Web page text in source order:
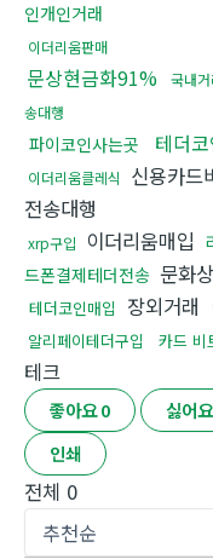
인개인거래
이더리움판매
문상현금화91% 국내
송대행
파이코인사는곳 테더
이더리움클레식 신용카드
전송대행
xrp구입 이더리움매입
드폰결제테더전송 문화
테더코인매입 장외거래
알리페이테더구입 카드 비
테크
좋아요0 싫어요
인쇄
전체 0